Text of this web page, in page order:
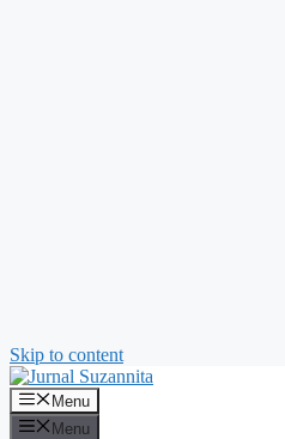
Skip to content
Menu
Menu